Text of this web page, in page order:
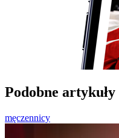
Podobne artykuły
męczennicy